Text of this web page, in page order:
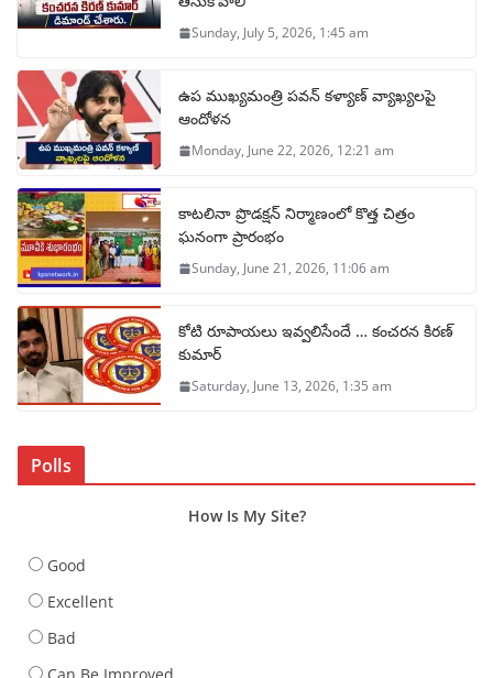
Sunday, July 5, 2026, 1:45 am
ఉప ముఖ్యమంత్రి పవన్ కళ్యాణ్ వ్యాఖ్యలపై
ఆందోళన
Monday, June 22, 2026, 12:21 am
కాటలినా ప్రొడక్షన్ నిర్మాణంలో కొత్త చిత్రం
ఘనంగా ప్రారంభం
Sunday, June 21, 2026, 11:06 am
కోటి రూపాయలు ఇవ్వలిసేందే … కంచరన కిరణ్
కుమార్
Saturday, June 13, 2026, 1:35 am
Polls
How Is My Site?
Good
Excellent
Bad